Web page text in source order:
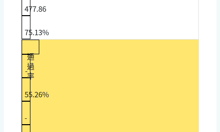
477.86
75.13%
通
過
率
-
55.26%
-